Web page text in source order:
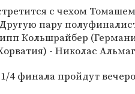
с чехом
пару
Кольшрайбер
- Николас
4 финала пройдут